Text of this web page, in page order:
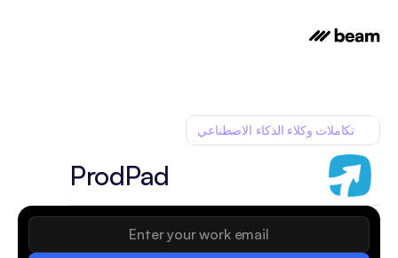
تكاملات وكلاء الذكاء الاصطناعي
ProdPad